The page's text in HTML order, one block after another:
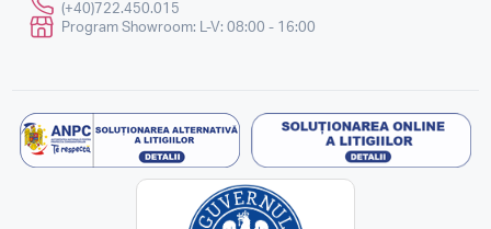
(+40)722.450.015
Program Showroom: L-V: 08:00 - 16:00